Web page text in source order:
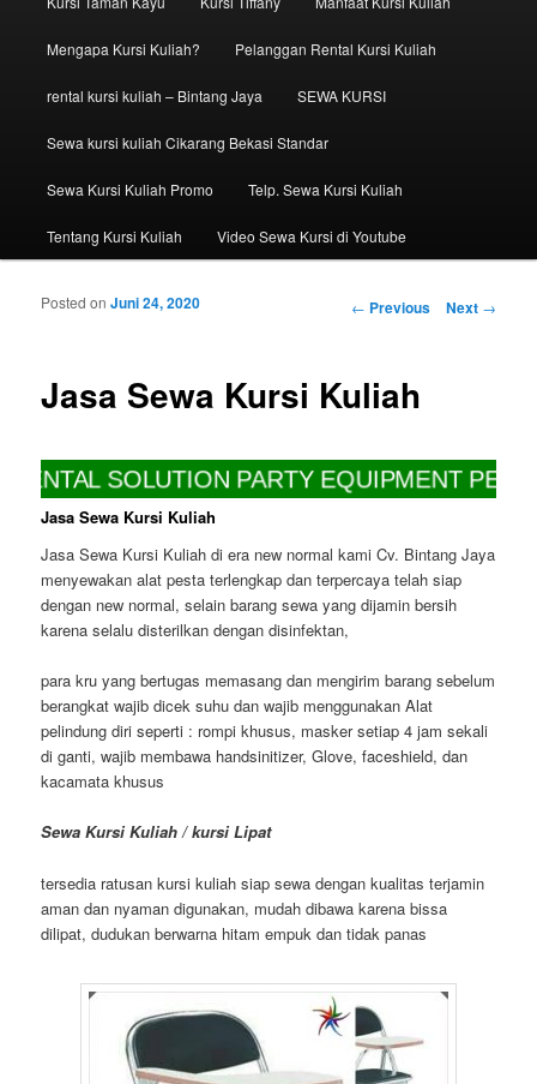
Mengapa Kursi Kuliah? Pelanggan Rental Kursi Kuliah
rental kursi kuliah – Bintang Jaya SEWA KURSI
Sewa kursi kuliah Cikarang Bekasi Standar
Sewa Kursi Kuliah Promo Telp. Sewa Kursi Kuliah
Tentang Kursi Kuliah Video Sewa Kursi di Youtube
Post navigation
← Previous Next →
Jasa Sewa Kursi Kuliah
Posted onJuni 24, 2020
SOLUTION PARTY EQUIPMENT
Jasa Sewa Kursi Kuliah
Jasa Sewa Kursi Kuliah di era new normal kami Cv. Bintang Jaya
menyewakan alat pesta terlengkap dan terpercaya telah siap
dengan new normal, selain barang sewa yang dijamin bersih
karena selalu disterilkan dengan disinfektan,
para kru yang bertugas memasang dan mengirim barang sebelum
berangkat wajib dicek suhu dan wajib menggunakan Alat
pelindung diri seperti : rompi khusus, masker setiap 4 jam sekali
di ganti, wajib membawa handsinitizer, Glove, faceshield, dan
kacamata khusus
Sewa Kursi Kuliah / kursi Lipat
tersedia ratusan kursi kuliah siap sewa dengan kualitas terjamin
aman dan nyaman digunakan, mudah dibawa karena bissa
dilipat, dudukan berwarna hitam empuk dan tidak panas